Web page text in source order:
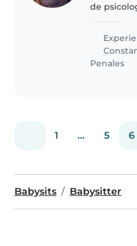
de
primos e
amigos,
pasar..
Penales
1 ... 5 6
Babysits Babysitter